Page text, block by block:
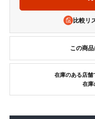
比較リ
この商
在庫のある店舗
在庫